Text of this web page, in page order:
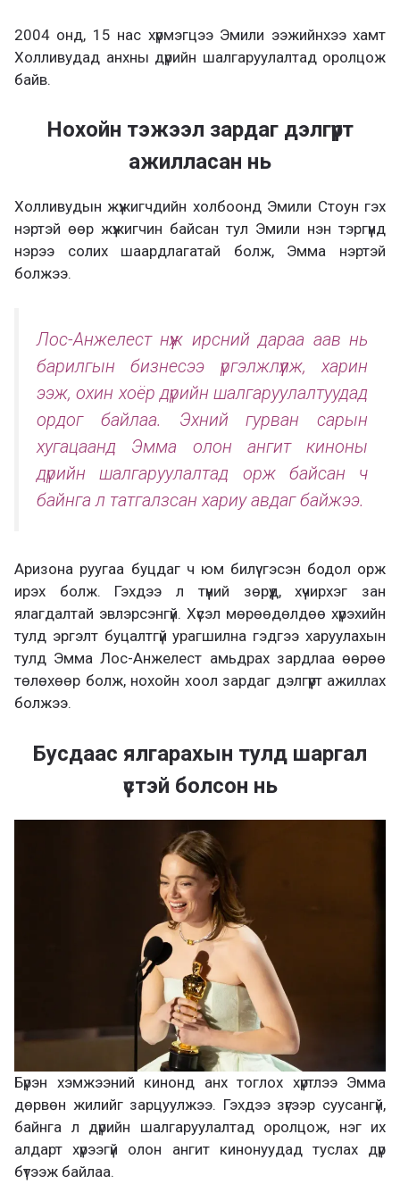
2004 онд, 15 нас хүрмэгцээ Эмили ээжийнхээ хамт
Холливудад анхны дүрийн шалгаруулалтад оролцож
байв.
Нохойн тэжээл зардаг дэлгүүрт
ажилласан нь
Холливудын жүжигчдийн холбоонд Эмили Стоун гэх
нэртэй өөр жүжигчин байсан тул Эмили нэн тэргүүнд
нэрээ солих шаардлагатай болж, Эмма нэртэй
болжээ.
Лос-Анжелест нүүж ирсний дараа аав нь
барилгын бизнесээ үргэлжлүүлж, харин
ээж, охин хоёр дүрийн шалгаруулалтуудад
ордог байлаа. Эхний гурван сарын
хугацаанд Эмма олон ангит киноны
дүрийн шалгаруулалтад орж байсан ч
байнга л татгалзсан хариу авдаг байжээ.
Аризона руугаа буцдаг ч юм билүү гэсэн бодол орж
ирэх болж. Гэхдээ л түүний зөрүүд, хүчирхэг зан
ялагдалтай эвлэрсэнгүй. Хүсэл мөрөөдөлдөө хүрэхийн
тулд эргэлт буцалтгүй урагшилна гэдгээ харуулахын
тулд Эмма Лос-Анжелест амьдрах зардлаа өөрөө
төлөхөөр болж, нохойн хоол зардаг дэлгүүрт ажиллах
болжээ.
Бусдаас ялгарахын тулд шаргал
үстэй болсон нь
Бүрэн хэмжээний кинонд анх тоглох хүртлээ Эмма
дөрвөн жилийг зарцуулжээ. Гэхдээ зүгээр суусангүй,
байнга л дүрийн шалгаруулалтад оролцож, нэг их
алдарт хүрээгүй олон ангит кинонуудад туслах дүр
бүтээж байлаа.